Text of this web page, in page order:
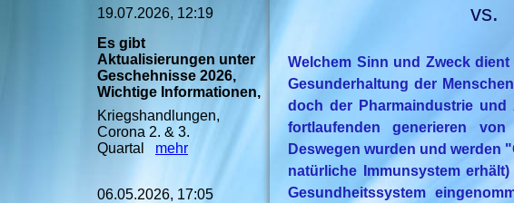
vs.
Welchem Sinn und Zweck
Gesunderhaltung der
doch der Pharmaindustrie
fortlaufenden generieren
Deswegen wurden und werden
natürliche Immunsystem
Gesundheitssystem
19.07.2026, 12:19
Es gibt
Aktualisierungen unter
Geschehnisse 2026,
Wichtige Informationen,
Kriegshandlungen,
Corona 2. & 3.
Quartal mehr
06.05.2026, 17:05